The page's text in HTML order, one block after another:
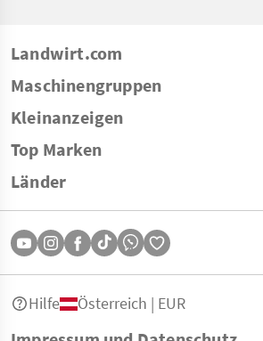
Landwirt.com
Maschinengruppen
Kleinanzeigen
Top Marken
Länder
Hilfe Österreich | EUR